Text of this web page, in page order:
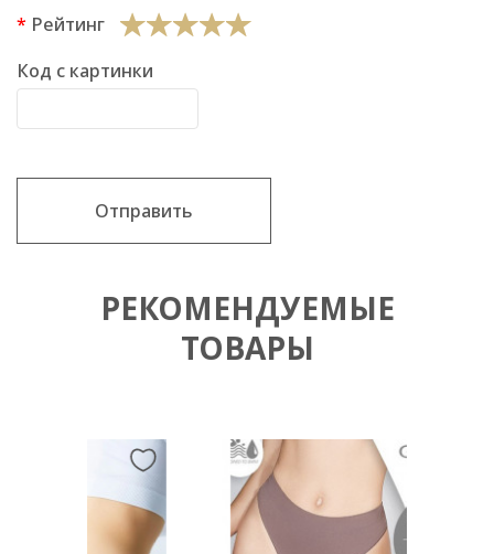
Рейтинг
Код с картинки
Отправить
РЕКОМЕНДУЕМЫЕ
ТОВАРЫ